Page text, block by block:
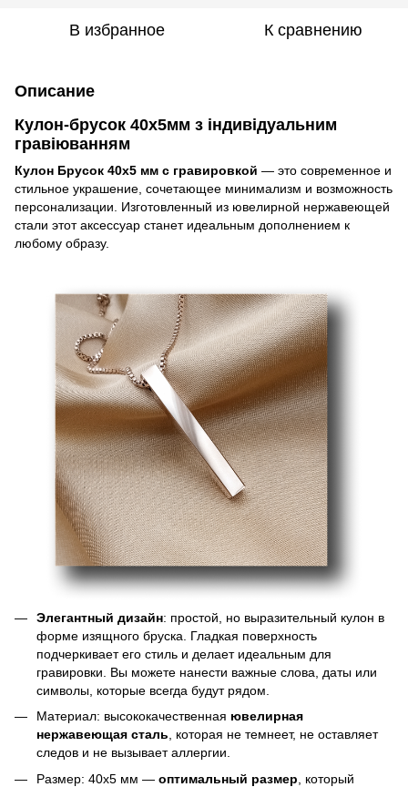
В избранное К сравнению
Описание
Кулон-брусок 40х5мм з індивідуальним
гравіюванням
Кулон Брусок 40х5 мм с гравировкой — это современное и
стильное украшение, сочетающее минимализм и возможность
персонализации. Изготовленный из ювелирной нержавеющей
стали этот аксессуар станет идеальным дополнением к
любому образу.
Элегантный дизайн: простой, но выразительный кулон в
форме изящного бруска. Гладкая поверхность
подчеркивает его стиль и делает идеальным для
гравировки. Вы можете нанести важные слова, даты или
символы, которые всегда будут рядом.
Материал: высококачественная ювелирная
нержавеющая сталь, которая не темнеет, не оставляет
следов и не вызывает аллергии.
Размер: 40х5 мм — оптимальный размер , который